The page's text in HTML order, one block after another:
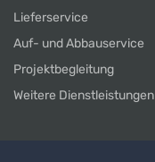
Lieferservice
Auf- und Abbauservice
Projektbegleitung
Weitere Dienstleistungen